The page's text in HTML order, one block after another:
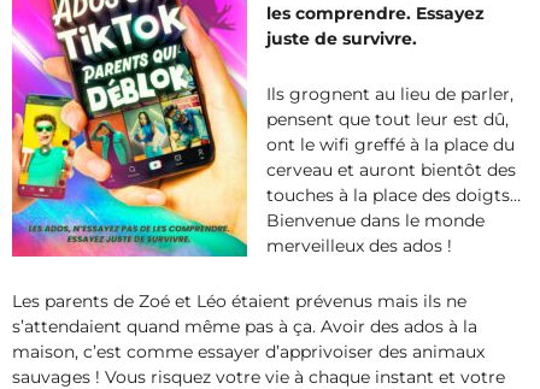
les comprendre. Essayez
juste de survivre.
Ils grognent au lieu de parler,
pensent que tout leur est dû,
ont le wifi greffé à la place du
cerveau et auront bientôt des
touches à la place des doigts…
Bienvenue dans le monde
merveilleux des ados !
Les parents de Zoé et Léo étaient prévenus mais ils ne
s’attendaient quand même pas à ça. Avoir des ados à la
maison, c’est comme essayer d’apprivoiser des animaux
sauvages ! Vous risquez votre vie à chaque instant et votre